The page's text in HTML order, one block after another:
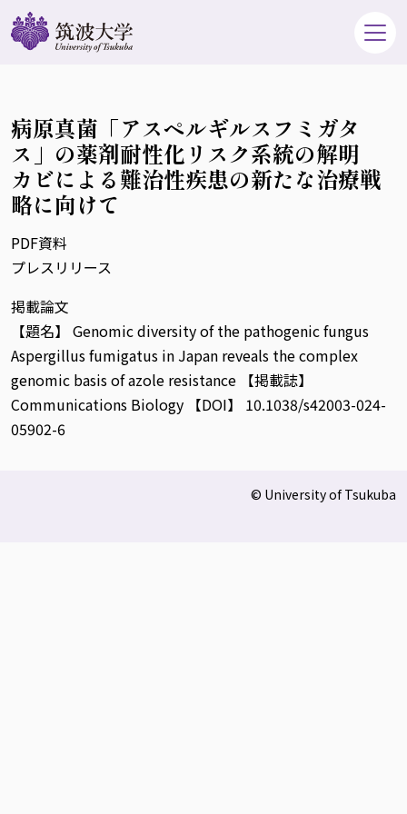
病原真菌「アスペルギルスフミガタ
ス」の薬剤耐性化リスク系統の解明
カビによる難治性疾患の新たな治療戦
略に向けて
PDF資料
プレスリリース
掲載論文
【題名】 Genomic diversity of the pathogenic fungus
Aspergillus fumigatus in Japan reveals the complex
genomic basis of azole resistance 【掲載誌】
Communications Biology 【DOI】 10.1038/s42003-024-
05902-6
© University of Tsukuba